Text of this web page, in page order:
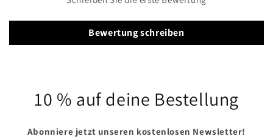
Bewertung schreiben
10 % auf deine Bestellung
Abonniere jetzt unseren kostenlosen Newsletter!